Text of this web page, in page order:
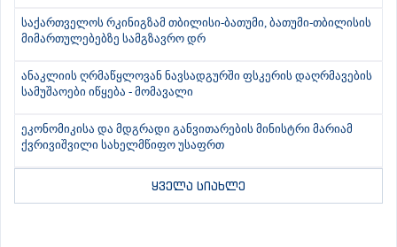
საქართველოს რკინიგზამ თბილისი-ბათუმი, ბათუმი-თბილისის
მიმართულებებზე სამგზავრო დრ
ანაკლიის ღრმაწყლოვან ნავსადგურში ფსკერის დაღრმავების
სამუშაოები იწყება - მომავალი
ეკონომიკისა და მდგრადი განვითარების მინისტრი მარიამ
ქვრივიშვილი სახელმწიფო უსაფრთ
ყველა სიახლე